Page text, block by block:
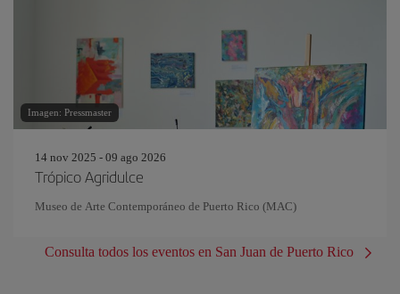
Imagen: Pressmaster
14 nov 2025 - 09 ago 2026
Trópico Agridulce
Museo de Arte Contemporáneo de Puerto Rico (MAC)
Consulta todos los eventos en San Juan de Puerto Rico